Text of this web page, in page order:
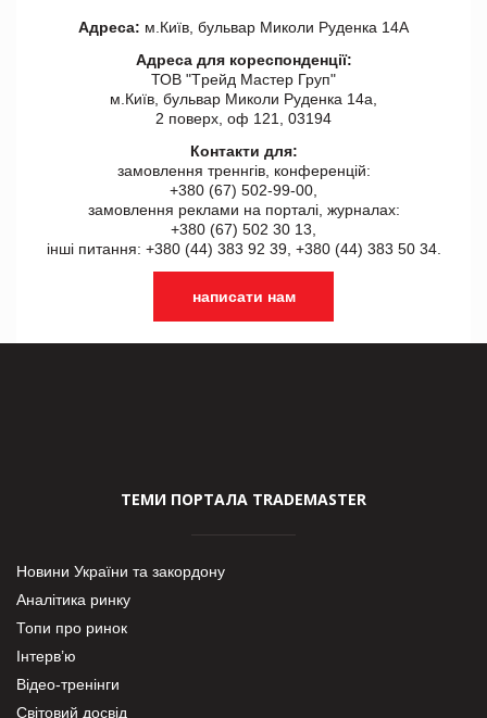
Адреса: м.Київ, бульвар Миколи Руденка 14А
Адреса для кореспонденції:
ТОВ "Tрейд Мастер Груп"
м.Київ, бульвар Миколи Руденка 14а,
2 поверх, оф 121, 03194
Контакти для:
замовлення треннгів, конференцій:
+380 (67) 502-99-00,
замовлення реклами на порталі, журналах:
+380 (67) 502 30 13,
інші питання: +380 (44) 383 92 39, +380 (44) 383 50 34.
написати нам
ТЕМИ ПОРТАЛА TRADEMASTER
Новини України та закордону
Аналітика ринку
Топи про ринок
Інтерв’ю
Відео-тренінги
Світовий досвід